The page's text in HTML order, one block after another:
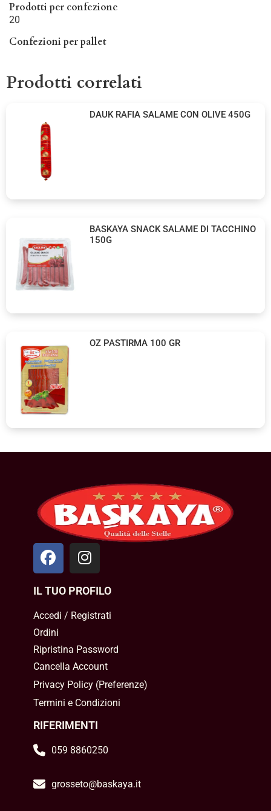
Prodotti per confezione
20
Confezioni per pallet
Prodotti correlati
DAUK RAFIA SALAME CON OLIVE 450G
BASKAYA SNACK SALAME DI TACCHINO
150G
OZ PASTIRMA 100 GR
IL TUO PROFILO
Accedi / Registrati
Ordini
Ripristina Password
Cancella Account
Privacy Policy(Preferenze)
Termini e Condizioni
RIFERIMENTI
059 8860250
grosseto@baskaya.it